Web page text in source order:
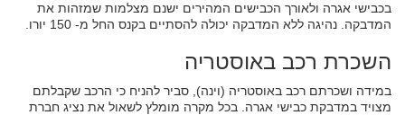
בכבישי אגרה ולאורך הכבישים המהירים ישנם מצלמות שמזהות את
המדבקה. נהיגה ללא המדבקה יכולה להסתיים בקנס החל מ- 150 יורו.
השכרת רכב באוסטריה
במידה ושכרתם רכב באוסטריה (וינה), סביר להניח כי הרכב שקבלתם
מצויד במדבקת כבישי אגרה. בכל מקרה מומלץ לשאול את נציג חברת